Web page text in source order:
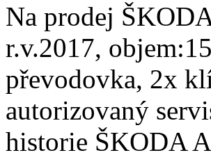
Na prodej
r.v.2017,
převodovka, 2x
autorizovaný
historie ŠKODA